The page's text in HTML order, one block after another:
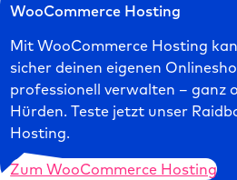
WooCommerce Hosting
Mit WooCommerce Hosting
sicher deinen eigenen
professionell verwalten – ganz
Hürden. Teste jetzt unser
Hosting.
Zum WooCommerce Hosting